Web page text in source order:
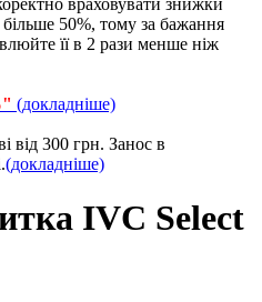
враховувати знижки
50%, тому за бажання
її в 2 рази менше ніж
(докладніше)
від 300 грн. Занос в
(докладніше)
IVC Select